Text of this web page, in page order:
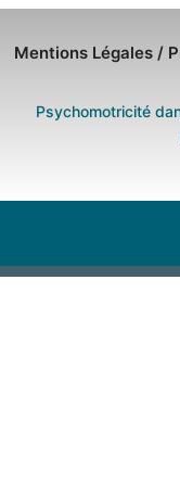
Mentions Légales /
Psychomotricité